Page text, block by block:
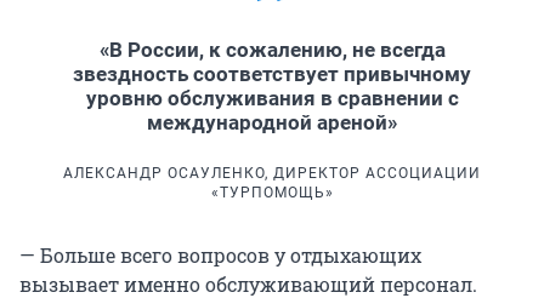
«В России, к сожалению, не всегда
звездность соответствует привычному
уровню обслуживания в сравнении с
международной ареной»
АЛЕКСАНДР ОСАУЛЕНКО, ДИРЕКТОР АССОЦИАЦИИ
«ТУРПОМОЩЬ»
— Больше всего вопросов у отдыхающих
вызывает именно обслуживающий персонал.